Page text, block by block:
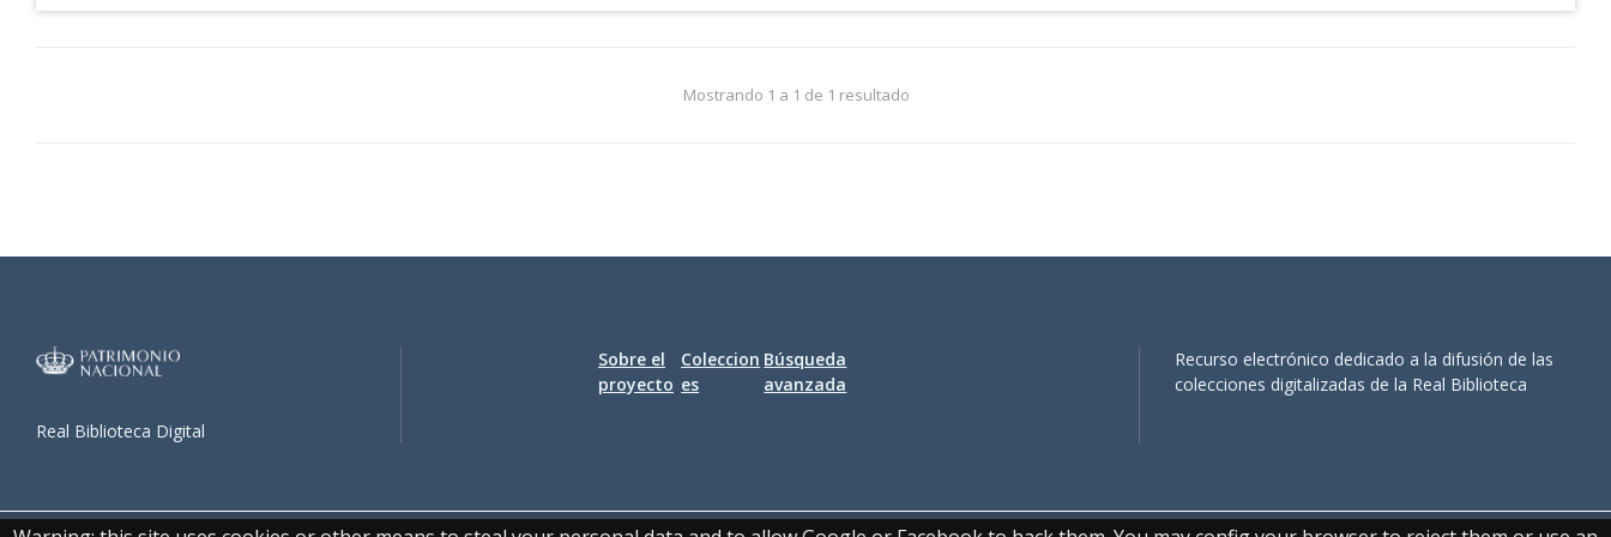
Mostrando 1 a 1 de 1 resultado
Real Biblioteca Digital
Sobre el
proyecto
Coleccion
es
Búsqueda
avanzada
Recurso electrónico dedicado a la difusión de las
colecciones digitalizadas de la Real Biblioteca